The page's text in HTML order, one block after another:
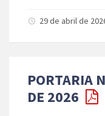
29 de abril de
PORTARIA
DE 2026